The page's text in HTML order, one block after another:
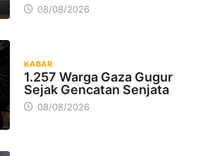
08/08/2026
KABAR
1.257 Warga Gaza Gugur
Sejak Gencatan Senjata
08/08/2026